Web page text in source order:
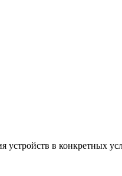
в конкретных